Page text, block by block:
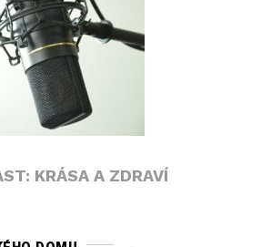
KRÁSA A ZDRAVÍ